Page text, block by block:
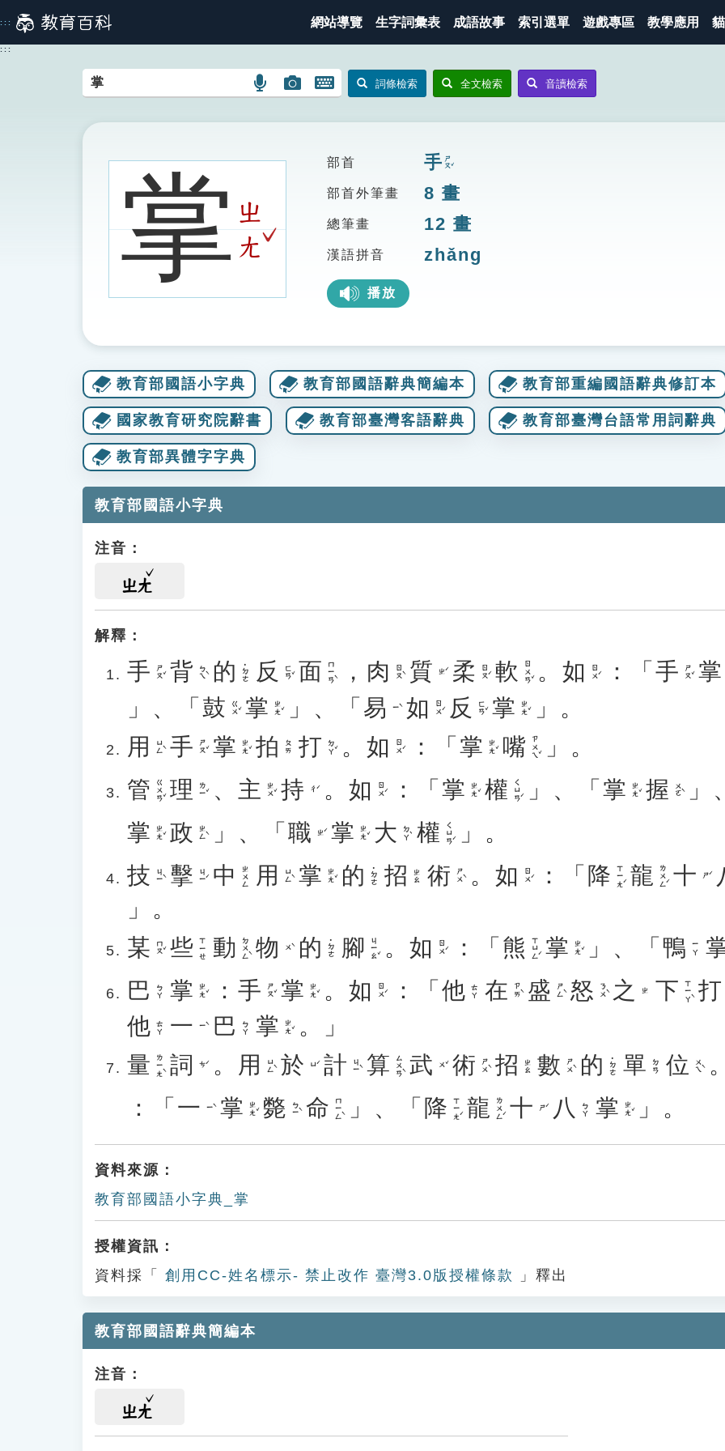
到
主
::: 網站導覽 生字詞彙表 成語故事 索引選單 遊戲專區 教學應用
:::
語
搜
圖
圖
搜
開
鍵
圖
詞條檢索 全文檢索 音讀檢索
掌ㄓ
ㄤ
ˇ
部首 手ㄕㄡˇ
部首外筆畫 8 畫
總筆畫 12 畫
漢語拼音 zhǎng
播放
教育部國語小字典 教育部國語辭典簡編本 教育部重編國語辭典修訂本
國家教育研究院辭書 教育部臺灣客語辭典 教育部臺灣台語常用詞辭典
教育部異體字字典
教育部國語小字典
注音：
ㄓㄤ
解釋：
手 ㄕㄡˇ 背 ㄅㄟˋ 的 ˙ㄉㄜ 反 ㄈㄢˇ 面 ㄇㄧㄢˋ ， 肉 ㄖㄡˋ 質 ㄓˊ 柔 ㄖㄡˊ 軟 ㄖㄨㄢˇ 。如 ㄖㄨˊ ：「手 ㄕㄡˇ 掌
」、「 鼓 ㄍㄨˇ 掌 ㄓㄤˇ 」、「 易 ㄧˋ 如 ㄖㄨˊ 反 ㄈㄢˇ 掌 ㄓㄤˇ
」。
用
ㄩㄥˋ 手 ㄕㄡˇ 掌 ㄓㄤˇ 拍 ㄆㄞ 打 ㄉㄚˇ 。 如 ㄖㄨˊ ：「 掌 ㄓㄤˇ 嘴 ㄗㄨㄟˇ
」。
管 ㄍㄨㄢˇ 理 ㄌㄧˇ 、 主 ㄓㄨˇ 持 ㄔˊ 。 如 ㄖㄨˊ ：「 掌 ㄓㄤˇ 權 ㄑㄩㄢˊ 」、「 掌 ㄓㄤˇ 握 ㄨㄛˋ
」
掌 ㄓㄤˇ 政 ㄓㄥˋ 」、「 職 ㄓˊ 掌 ㄓㄤˇ 大 ㄉㄚˋ 權 ㄑㄩㄢˊ
」。
技 ㄐㄧˋ 擊 ㄐㄧˊ 中 ㄓㄨㄥ 用 ㄩㄥˋ 掌 ㄓㄤˇ 的 ˙ㄉㄜ 招 ㄓㄠ 術 ㄕㄨˋ 。 如 ㄖㄨˊ ：「 降 ㄒㄧㄤˊ 龍 ㄌㄨㄥˊ 十 ㄕˊ
」。
某 ㄇㄡˇ 些 ㄒㄧㄝ 動 ㄉㄨㄥˋ 物 ㄨˋ 的 ˙ㄉㄜ 腳 ㄐㄧㄠˇ 。 如 ㄖㄨˊ ：「 熊 ㄒㄩㄥˊ 掌 ㄓㄤˇ 」、「鴨 ㄧㄚ
巴 ㄅㄚ 掌 ㄓㄤˇ ： 手 ㄕㄡˇ 掌 ㄓㄤˇ 。 如 ㄖㄨˊ ：「 他 ㄊㄚ 在 ㄗㄞˋ 盛 ㄕㄥˋ 怒 ㄋㄨˋ 之 ㄓ 下 ㄒㄧㄚˋ 打
他 ㄊㄚ 一 ㄧˋ 巴 ㄅㄚ 掌 ㄓㄤˇ 。」
量 ㄌㄧㄤˋ 詞 ㄘˊ 。 用 ㄩㄥˋ 於 ㄩˊ 計 ㄐㄧˋ 算 ㄙㄨㄢˋ 武 ㄨˇ 術 ㄕㄨˋ 招 ㄓㄠ 數 ㄕㄨˋ 的 ˙ㄉㄜ 單 ㄉㄢ 位 ㄨㄟˋ
：「 一 ㄧˋ 掌 ㄓㄤˇ 斃 ㄅㄧˋ 命 ㄇㄧㄥˋ 」、「 降 ㄒㄧㄤˊ 龍 ㄌㄨㄥˊ 十 ㄕˊ 八 ㄅㄚ 掌 ㄓㄤˇ 」。
資料來源：
教育部國語小字典_掌
授權資訊：
資料採「
創用CC-姓名標示- 禁止改作 臺灣3.0版授權條款 」釋出
教育部國語辭典簡編本
注音：
ㄓㄤ